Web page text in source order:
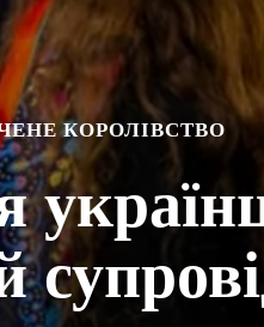
КОРОЛІВСТВО